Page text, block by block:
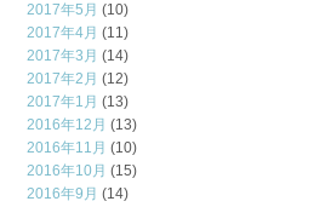
2017年5月 (10)
2017年4月 (11)
2017年3月 (14)
2017年2月 (12)
2017年1月 (13)
2016年12月 (13)
2016年11月 (10)
2016年10月 (15)
2016年9月 (14)